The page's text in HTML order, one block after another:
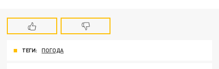
ТЕГИ: ПОГОДА